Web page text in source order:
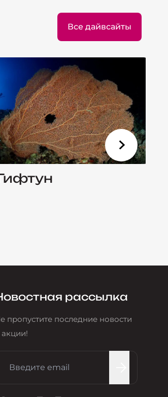
Все дайвсайты
рассылка
пропустите последние новости
акции!